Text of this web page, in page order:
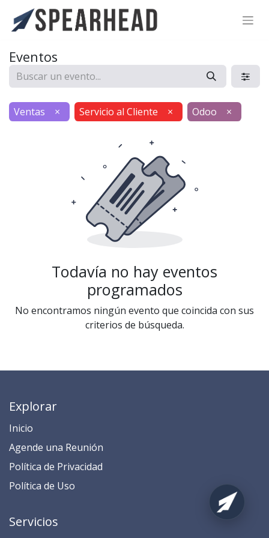
Eventos
Ventas × Servicio al Cliente × Odoo ×
Todavía no hay eventos
programados
No encontramos ningún evento que coincida con sus
criterios de búsqueda.
Explorar
Inicio
​​​​​​​​​​​​​​​​​​​​​​​​​​​​A​gend​e ​u​na​ Reunión​
​​​​​​P​o​l​ítica de Privacidad
​​​​​​​​​​​P​o​l​í​t​ic​a​ d​e ​U​so​
Servicios